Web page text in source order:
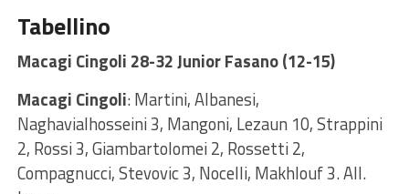
Tabellino
Macagi Cingoli 28-32 Junior Fasano (12-15)
Macagi Cingoli: Martini, Albanesi,
Naghavialhosseini 3, Mangoni, Lezaun 10, Strappini
2, Rossi 3, Giambartolomei 2, Rossetti 2,
Compagnucci, Stevovic 3, Nocelli, Makhlouf 3. All.